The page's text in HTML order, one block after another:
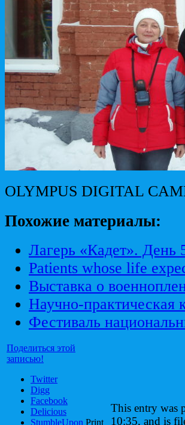
OLYMPUS DIGITAL
Похожие материалы:
Лагерь «Кадет». День
Patients whose life
Выставка о
Научно-практическая
Фестиваль
Поделиться этой
записью!
Twitter
Digg
Facebook
Delicious
StumbleUpon Print
This entry was
10:35, and is